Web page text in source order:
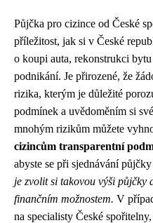
Půjčka pro cizince od České
příležitost, jak si v České
o koupi auta, rekonstrukci
podnikání. Je přirozené, že
rizika, kterým je důležité
podmínek a uvědoměním si
mnohým rizikům můžete
cizincům transparentní
abyste se při sjednávání
je zvolit si takovou výši půjčky
finančním možnostem. V
na specialisty České